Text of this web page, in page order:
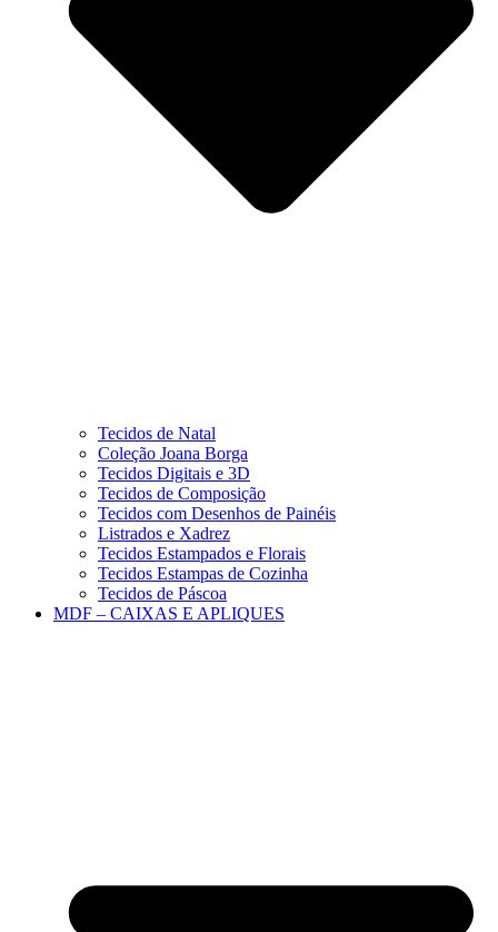
Tecidos de Natal
Coleção Joana Borga
Tecidos Digitais e 3D
Tecidos de Composição
Tecidos com Desenhos de Painéis
Listrados e Xadrez
Tecidos Estampados e Florais
Tecidos Estampas de Cozinha
Tecidos de Páscoa
MDF – CAIXAS E APLIQUES